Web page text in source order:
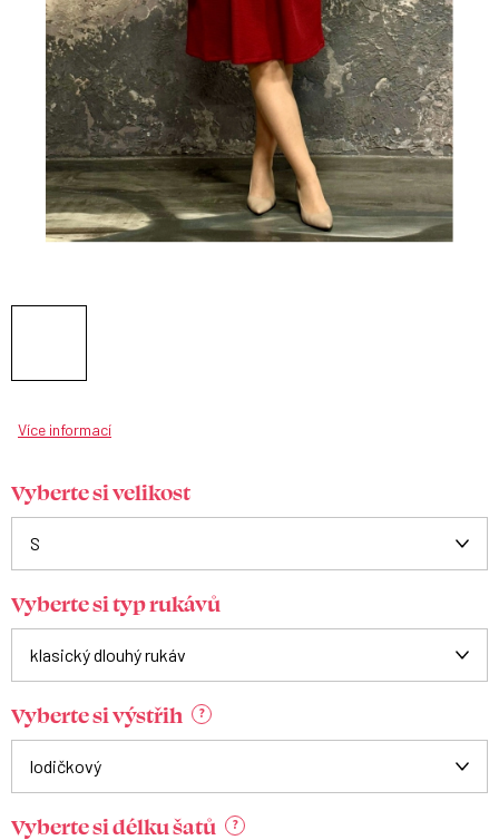
Více informací
Vyberte si velikost
Vyberte si typ rukávů
Vyberte si výstřih ?
Vyberte si délku šatů ?